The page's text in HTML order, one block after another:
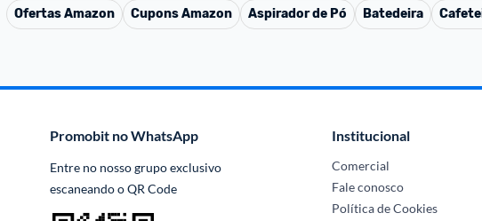
OfertasAmazon CuponsAmazon Aspirador de Pó Batedeira
Promobit no WhatsApp
Entre no nosso grupo exclusivo
escaneando o QR Code
Institucional
Comercial
Fale conosco
Política de Cookies